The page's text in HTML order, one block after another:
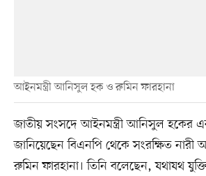
আইনমন্ত্রী আনিসুল হক ও রুমিন ফারহানা
জাতীয় সংসদে আইনমন্ত্রী আনিসুল হকের
জানিয়েছেন বিএনপি থেকে সংরক্ষিত
রুমিন ফারহানা। তিনি বলেছেন, যথাযথ